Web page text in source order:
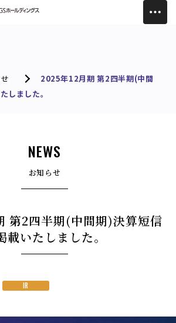
2025年12月期 第2四半期(中間
しました。
NEWS
お知らせ
第2四半期(中間期)決算短信
載いたしました。
IR